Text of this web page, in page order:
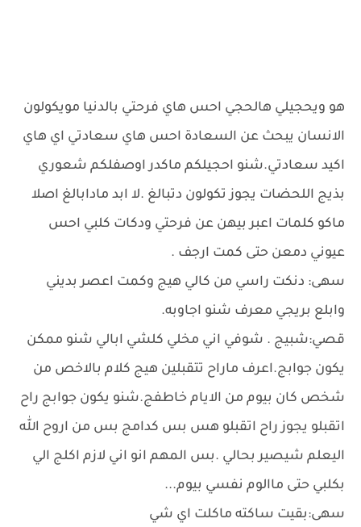
هو ويحجيلي هالحجي احس هاي فرحتي بالدنيا مويكولون
الانسان يبحث عن السعادة احس هاي سعادتي اي هاي
اكيد سعادتي.شنو احجيلكم ماكدر اوصفلكم شعوري
بذيج اللحضات يجوز تكولون دتبالغ .لا ابد مادابالغ اصلا
ماكو كلمات اعبر بيهن عن فرحتي ودكات كلبي احس
عيوني دمعن حتى كمت ارجف .
سهى: دنكت راسي من كالي هيج وكمت اعصر بديني
وابلع بريجي معرف شنو اجاوبه.
قصي:شبيج . شوفي اني مخلي كلشي ابالي شنو ممكن
يكون جوابج.اعرف ماراح تتقبلين هيج كلام بالاخص من
شخص كان بيوم من الايام خاطفج.شنو يكون جوابج راح
اتقبلو يجوز راح اتقبلو هس بس كدامج بس من اروح الله
اليعلم شيصير بحالي .بس المهم انو اني لازم اكلج الي
بكلبي حتى ماالوم نفسي بيوم...
سهى:بقيت ساكته ماكلت اي شي